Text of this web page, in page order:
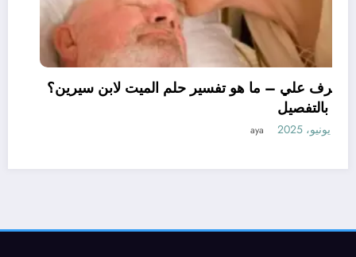
تعرف علي – ما هو تفسير حلم الميت لابن سيرين؟
– بالتفصيل
11 يونيو، 2025